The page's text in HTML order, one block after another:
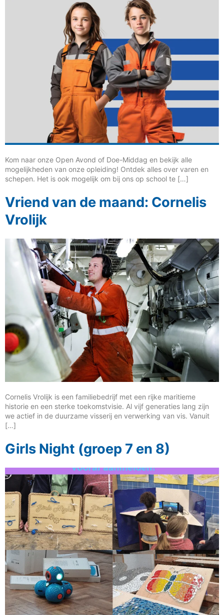
Kom naar onze Open Avond of Doe-Middag en bekijk alle
mogelijkheden van onze opleiding! Ontdek alles over varen en
schepen. Het is ook mogelijk om bij ons op school te […]
Vriend van de maand: Cornelis
Vrolijk
Cornelis Vrolijk is een familiebedrijf met een rijke maritieme
historie en een sterke toekomstvisie. Al vijf generaties lang zijn
we actief in de duurzame visserij en verwerking van vis. Vanuit
[…]
Girls Night (groep 7 en 8)